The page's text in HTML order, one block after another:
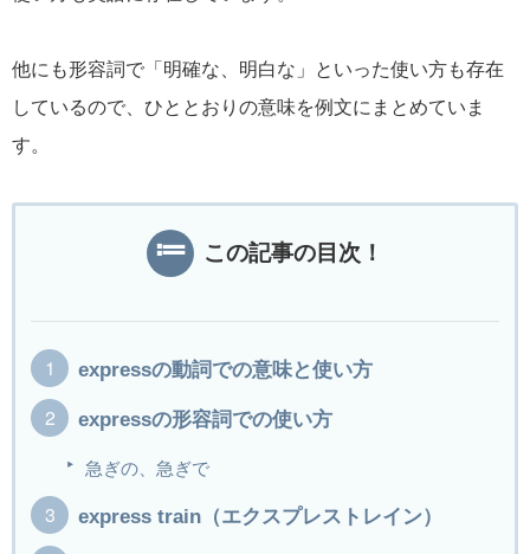
他にも形容詞で「明確な、明白な」といった使い方も存在
しているので、ひととおりの意味を例文にまとめていま
す。
この記事の目次！
expressの動詞での意味と使い方
expressの形容詞での使い方
急ぎの、急ぎで
express train（エクスプレストレイン）